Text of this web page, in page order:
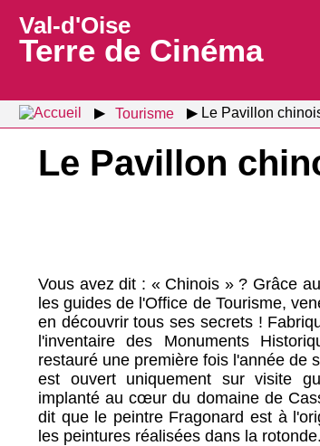
Val-d'Oise
Terre de Cinéma
Tourisme Le Pavillon
Le Pavillon
Vous avez dit : « Chinois » ? Grâce
les guides de l'Office de Tourisme,
en découvrir tous ses secrets !
l'inventaire des Monuments
restauré une première fois l'année de
est ouvert uniquement sur visite
implanté au cœur du domaine de
dit que le peintre Fragonard est à
les peintures réalisées dans la rotonde.